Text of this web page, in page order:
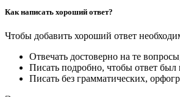
Как написать хороший ответ?
Чтобы добавить хороший ответ
Отвечать достоверно на те
Писать подробно, чтобы ответ
Писать без грамматических,